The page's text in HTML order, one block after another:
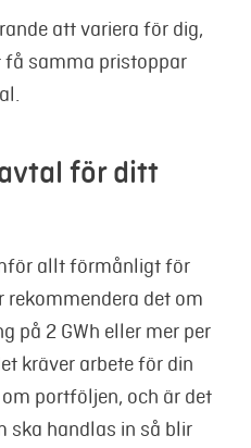
att variera för dig,
få samma pristoppar
för ditt
allt förmånligt för
rekommendera det om
på 2 GWh eller mer per
kräver arbete för din
portföljen, och är det
ska handlas in så blir